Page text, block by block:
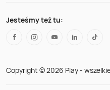
Jesteśmy też tu:
Copyright © 2026 Play -